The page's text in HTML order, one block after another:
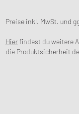
Preise inkl. MwSt. und
Hierfindest du weitere
die Produktsicherheit